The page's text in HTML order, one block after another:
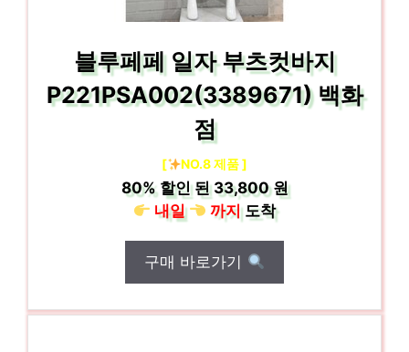
블루페페 일자 부츠컷바지
P221PSA002(3389671) 백화
점
[ NO.8 제품 ]
80%할인 된33,800 원
내일
까지도착
구매 바로가기